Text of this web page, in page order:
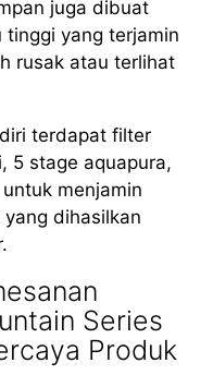
juga dibuat
yang terjamin
rusak atau terlihat
terdapat filter
5 stage aquapura,
menjamin
dihasilkan
Series
Produk